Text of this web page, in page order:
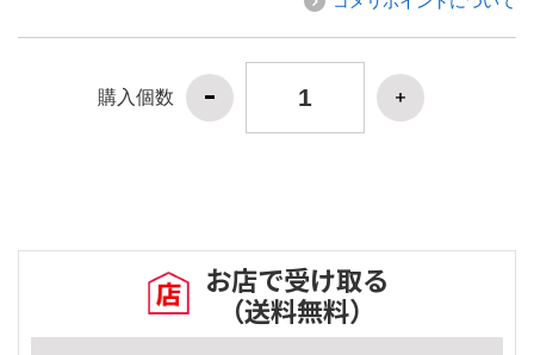
購入個数
お店で受け取る
（送料無料）